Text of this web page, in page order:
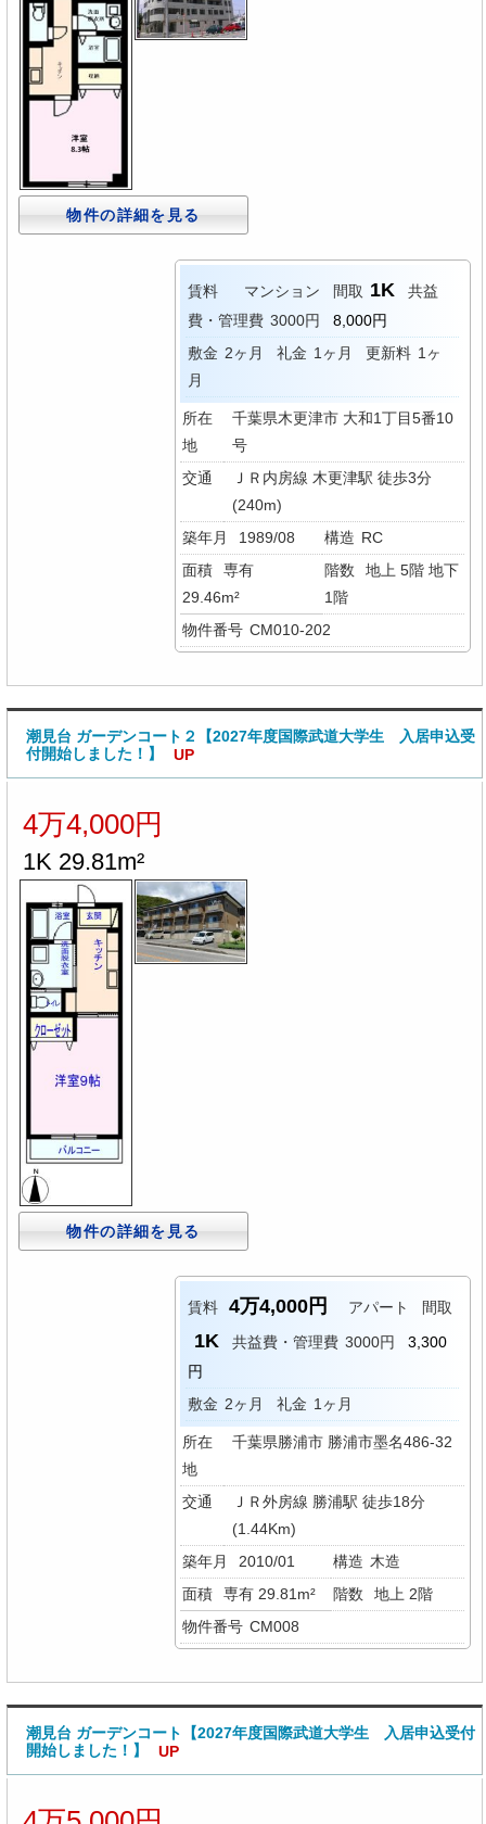
物件の詳細を見る
賃料 マンション 間取 1K
共益
費・管理費 3000円
8,000円
敷金 2ヶ月 礼金 1ヶ月 更新料 1ヶ
月
所在
地
千葉県木更津市 大和1丁目5番10
号
交通
ＪＲ内房線 木更津駅 徒歩3分
(240m)
築年月
1989/08 構造 RC
面積
専有
29.46m²
階数
地上 5階 地下
1階
物件番号 CM010-202
潮見台 ガーデンコート２【2027年度国際武道大学生 入居申込受
付開始しました！】
UP
4万4,000円
1K 29.81m²
物件の詳細を見る
賃料 4万4,000円 アパート 間取
1K 共益費・管理費 3000円
3,300
円
敷金 2ヶ月 礼金 1ヶ月
所在
地
千葉県勝浦市 勝浦市墨名486-32
交通
ＪＲ外房線 勝浦駅 徒歩18分
(1.44Km)
築年月
2010/01 構造 木造
面積
専有 29.81m² 階数
地上 2階
物件番号 CM008
潮見台 ガーデンコート【2027年度国際武道大学生 入居申込受付
開始しました！】
UP